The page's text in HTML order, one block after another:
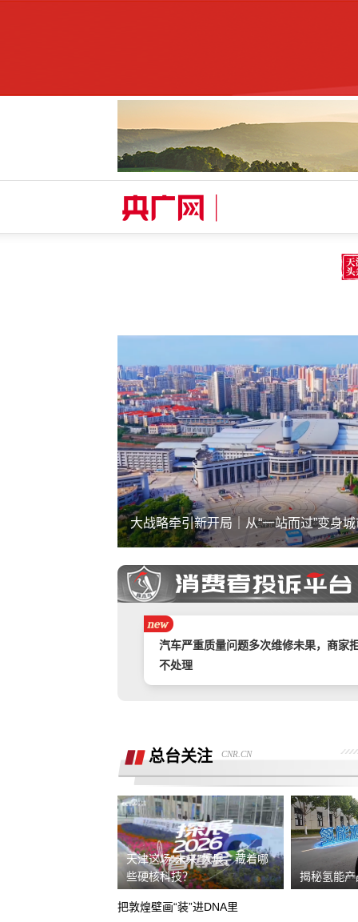
大战略牵引新开局｜从“一站而过”变身城
携程旅游APP非因消费者原因主票已退
附属票不退费。
举报镇江豪利汽车销售服务有限公司拒
退款
汽车严重质量问题多次维修未果，商家
不处理
奇富借条（原360借条）暴力催收
广西联通宽带被无故限速，想恢复必须
《业务风险防控承诺书》
话费充值未到账，平台判商家退款，但
家不退款也联系不上。
游戏虚假宣传诱导消费，已经严重影响
人生活
4s店擅自操作导致汽车主机损坏导致需
全款购买吉利银河A7被售抵押车，车辆
总台关注 CNR.CN
天津这场“未来”大展，藏着哪
些硬核科技？
揭秘氢能产
把敦煌壁画“装”进DNA里